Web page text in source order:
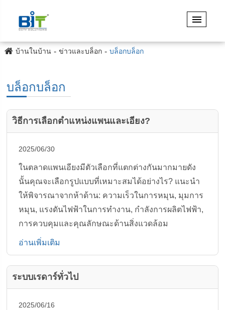
บ้านในบ้าน ข่าวและบล็อก บล็อกบล็อก
บล็อกบล็อก
วิธีการเลือกตำแหน่งแพนและเอียง?
2025/06/30
ในตลาดแพนเอียงมีตัวเลือกที่แตกต่างกันมากมายดัง
นั้นคุณจะเลือกรูปแบบที่เหมาะสมได้อย่างไร? แนะนำ
ให้พิจารณาจากห้าด้าน: ความเร็วในการหมุน, มุมการ
หมุน, แรงดันไฟฟ้าในการทำงาน, กำลังการผลิตไฟฟ้า,
การควบคุมและคุณลักษณะด้านสิ่งแวดล้อม
อ่านเพิ่มเติม
ระบบเรดาร์ทั่วไป
2025/06/16